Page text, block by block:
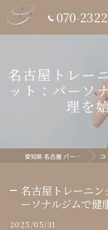
070-
名古屋トレー
ット：パーソ
理を
愛知県 名古屋 パーソナルジム glish《グリッシュ》 コラム
名古屋トレーニ
ーソナルジムで健
2025/05/31